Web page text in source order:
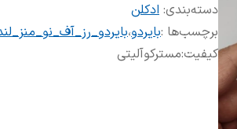
دسته‌بندی: ادکلن
برچسب‌ها :بایردو،
کیفیت:مسترکوآلیتی